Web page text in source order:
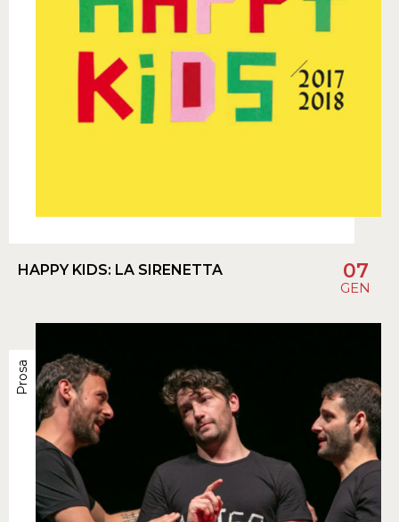
HAPPY KIDS: LA SIRENETTA 07
GEN
Prosa